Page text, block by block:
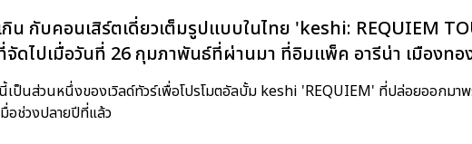
น กับคอนเสิร์ตเดี่ยวเต็มรูปแบบในไทย 'keshi: REQUIEM
จัดไปเมื่อวันที่ 26 กุมภาพันธ์ที่ผ่านมา ที่อิมแพ็ค อารีน่า เมืองทอ
เป็นส่วนหนึ่งของเวิลด์ทัวร์เพื่อโปรโมตอัลบั้ม keshi 'REQUIEM' ที่ปล่อยออกมา
อช่วงปลายปีที่แล้ว